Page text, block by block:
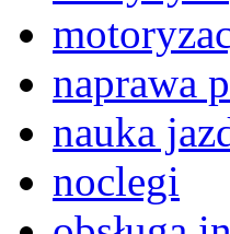
naprawa
nauka
noclegi